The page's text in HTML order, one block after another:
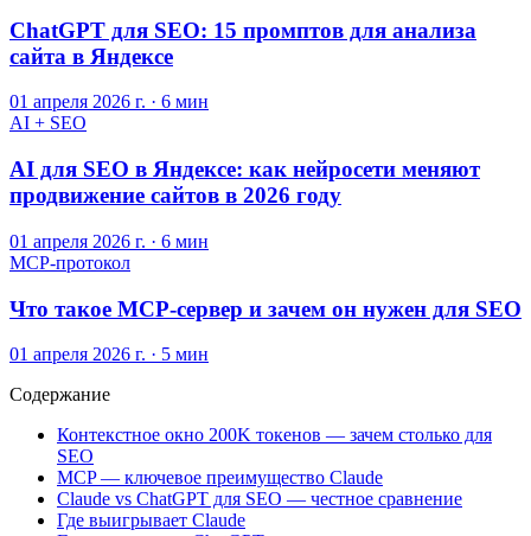
ChatGPT для SEO: 15 промптов для анализа
сайта в Яндексе
01 апреля 2026 г. · 6 мин
AI + SEO
AI для SEO в Яндексе: как нейросети меняют
продвижение сайтов в 2026 году
01 апреля 2026 г. · 6 мин
MCP-протокол
Что такое MCP-сервер и зачем он нужен для SEO
01 апреля 2026 г. · 5 мин
Содержание
Контекстное окно 200K токенов — зачем столько для
SEO
MCP — ключевое преимущество Claude
Claude vs ChatGPT для SEO — честное сравнение
Где выигрывает Claude